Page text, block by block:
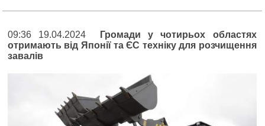
09:36 19.04.2024
Громади у чотирьох областях
отримають від Японії та ЄС техніку для розчищення
завалів